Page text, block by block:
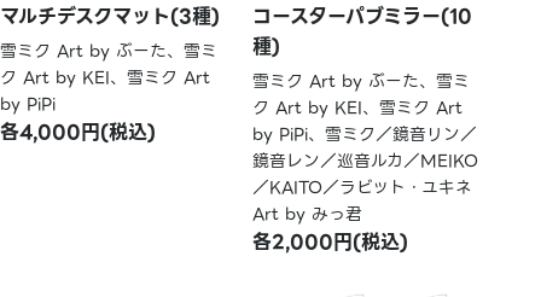
マルチデスクマット(3種)
雪ミク Art by ぶーた、雪ミ
ク Art by KEI、雪ミク Art
by PiPi
各4,000円(税込)
コースターパブミラー(10
種)
雪ミク Art by ぶーた、雪ミ
ク Art by KEI、雪ミク Art
by PiPi、雪ミク／鏡音リン／
鏡音レン／巡音ルカ／MEIKO
／KAITO／ラビット・ユキネ
Art by みっ君
各2,000円(税込)